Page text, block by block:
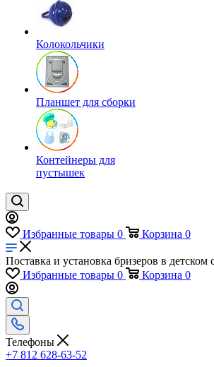
Колокольчики
Планшет для сборки
Контейнеры для
пустышек
Избранные товары 0 Корзина 0
Поставка и установка бризеров в детском
Избранные товары 0 Корзина 0
Телефоны
+7 812 628-63-52